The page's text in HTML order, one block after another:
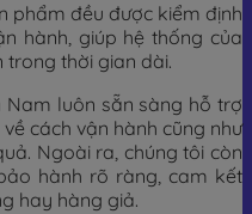
phẩm đều được kiểm định
hành, giúp hệ thống của
trong thời gian dài.
Nam luôn sẵn sàng hỗ trợ
cách vận hành cũng như
Ngoài ra, chúng tôi còn
hành rõ ràng, cam kết
hay hàng giả.